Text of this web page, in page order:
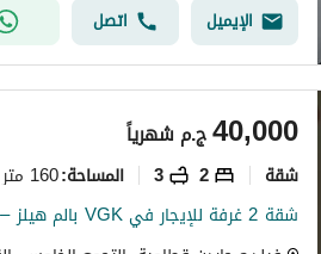
الإيميل اتصل
ج.م40,000 شهرياً
شقة 2
3 المساحة:160 متر مربع
شقة 2 غرفة للإيجار في VGK بالم هيلز – القاهرة الجديدة